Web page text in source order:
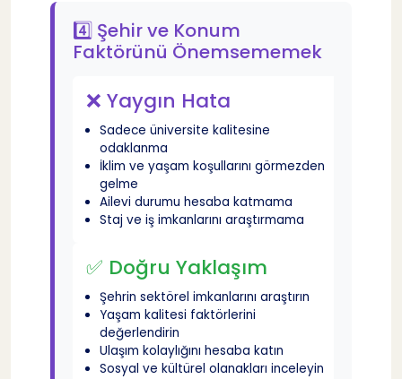
4️⃣ Şehir ve Konum
Faktörünü Önemsememek
❌ Yaygın Hata
Sadece üniversite kalitesine
odaklanma
İklim ve yaşam koşullarını görmezden
gelme
Ailevi durumu hesaba katmama
Staj ve iş imkanlarını araştırmama
✅ Doğru Yaklaşım
Şehrin sektörel imkanlarını araştırın
Yaşam kalitesi faktörlerini
değerlendirin
Ulaşım kolaylığını hesaba katın
Sosyal ve kültürel olanakları inceleyin